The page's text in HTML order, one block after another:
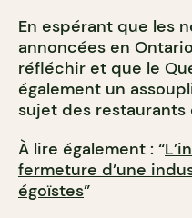
En espérant que les
annoncées en
réfléchir et que le
également un
sujet des restaurants
À lire également : “
fermeture d’une
égoïstes”